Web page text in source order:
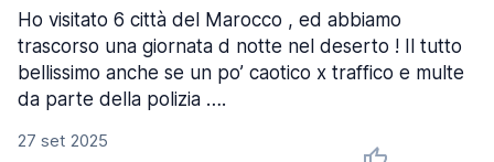
27 set 2025
Ho visitato 6 città del Marocco , ed abbiamo
trascorso una giornata d notte nel deserto ! Il tutto
bellissimo anche se un po’ caotico x traffico e multe
da parte della polizia ….